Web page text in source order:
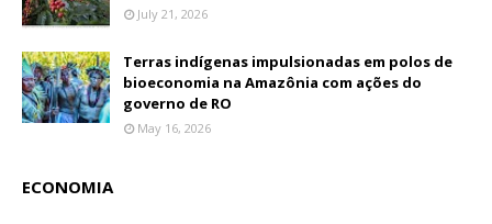
July 21, 2026
Terras indígenas impulsionadas em polos de
bioeconomia na Amazônia com ações do
governo de RO
May 16, 2026
ECONOMIA